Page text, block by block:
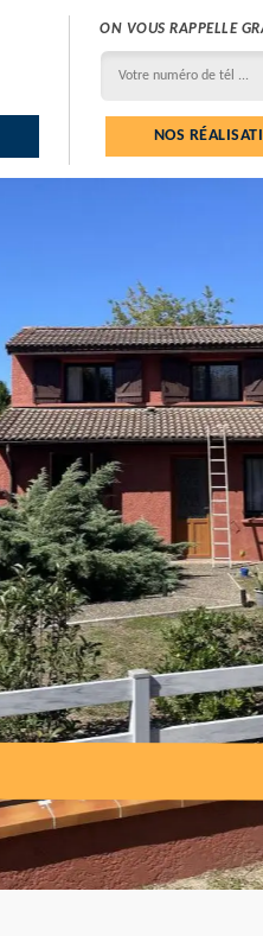
ON VOUS RAPPELLE
NOS